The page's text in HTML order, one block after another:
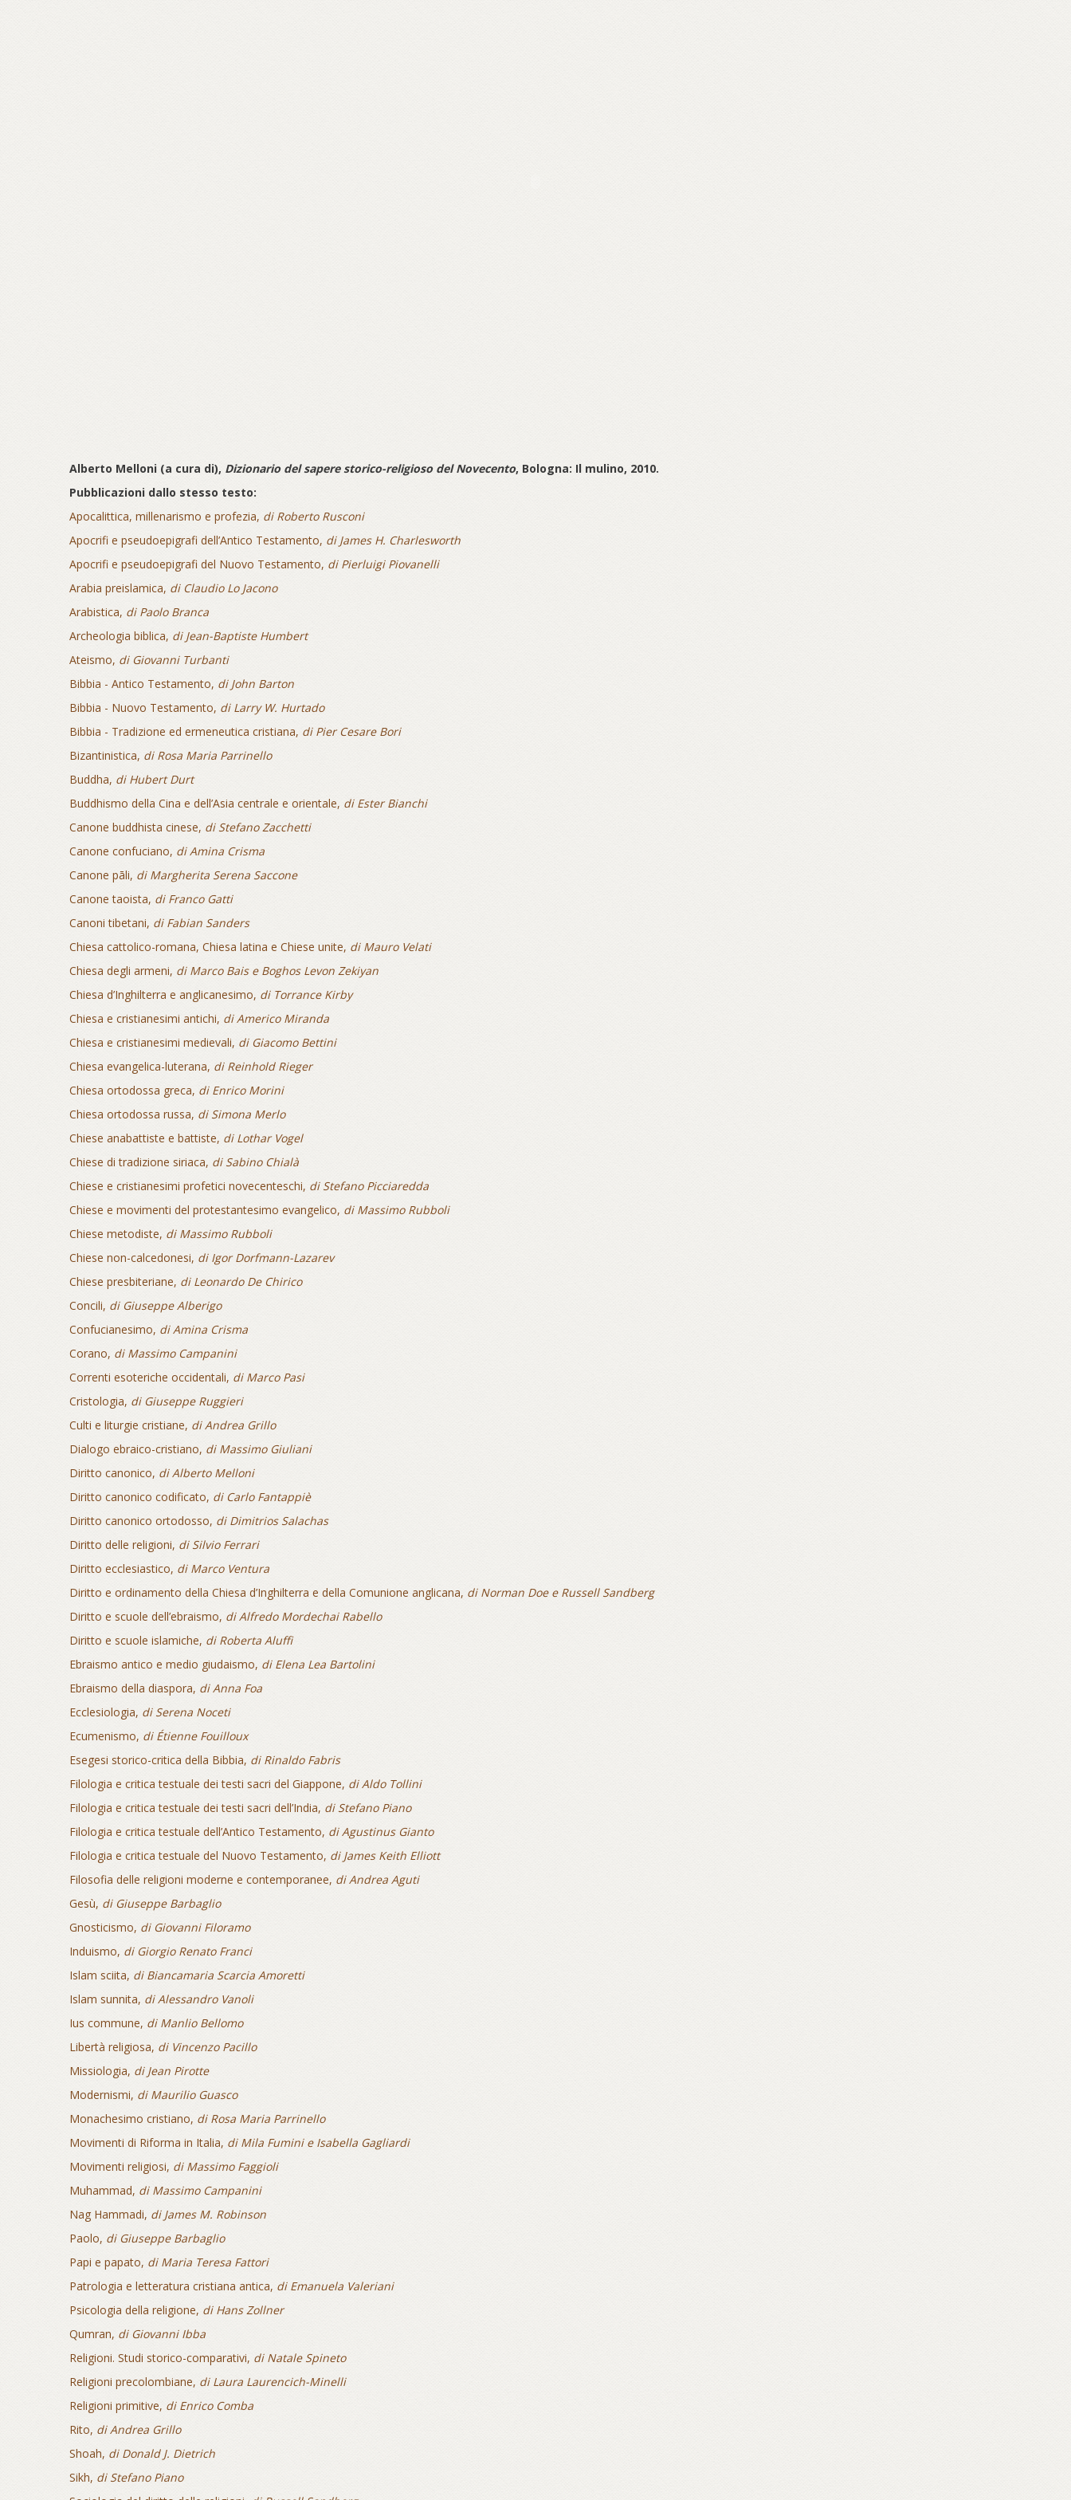
Alberto Melloni (a cura di), Dizionario del sapere storico-religioso del Novecento, Bologna: Il mulino, 2010.
Pubblicazioni dallo stesso testo:
Apocalittica, millenarismo e profezia, di Roberto Rusconi
Apocrifi e pseudoepigrafi dell’Antico Testamento, di James H. Charlesworth
Apocrifi e pseudoepigrafi del Nuovo Testamento, di Pierluigi Piovanelli
Arabia preislamica, di Claudio Lo Jacono
Arabistica, di Paolo Branca
Archeologia biblica, di Jean-Baptiste Humbert
Ateismo, di Giovanni Turbanti
Bibbia - Antico Testamento, di John Barton
Bibbia - Nuovo Testamento, di Larry W. Hurtado
Bibbia - Tradizione ed ermeneutica cristiana, di Pier Cesare Bori
Bizantinistica, di Rosa Maria Parrinello
Buddha, di Hubert Durt
Buddhismo della Cina e dell’Asia centrale e orientale, di Ester Bianchi
Canone buddhista cinese, di Stefano Zacchetti
Canone confuciano, di Amina Crisma
Canone pāli, di Margherita Serena Saccone
Canone taoista, di Franco Gatti
Canoni tibetani, di Fabian Sanders
Chiesa cattolico-romana, Chiesa latina e Chiese unite, di Mauro Velati
Chiesa degli armeni, di Marco Bais e Boghos Levon Zekiyan
Chiesa d’Inghilterra e anglicanesimo, di Torrance Kirby
Chiesa e cristianesimi antichi, di Americo Miranda
Chiesa e cristianesimi medievali, di Giacomo Bettini
Chiesa evangelica-luterana, di Reinhold Rieger
Chiesa ortodossa greca, di Enrico Morini
Chiesa ortodossa russa, di Simona Merlo
Chiese anabattiste e battiste, di Lothar Vogel
Chiese di tradizione siriaca, di Sabino Chialà
Chiese e cristianesimi profetici novecenteschi, di Stefano Picciaredda
Chiese e movimenti del protestantesimo evangelico, di Massimo Rubboli
Chiese metodiste, di Massimo Rubboli
Chiese non-calcedonesi, di Igor Dorfmann-Lazarev
Chiese presbiteriane, di Leonardo De Chirico
Concili, di Giuseppe Alberigo
Confucianesimo, di Amina Crisma
Corano, di Massimo Campanini
Correnti esoteriche occidentali, di Marco Pasi
Cristologia, di Giuseppe Ruggieri
Culti e liturgie cristiane, di Andrea Grillo
Dialogo ebraico-cristiano, di Massimo Giuliani
Diritto canonico, di Alberto Melloni
Diritto canonico codificato, di Carlo Fantappiè
Diritto canonico ortodosso, di Dimitrios Salachas
Diritto delle religioni, di Silvio Ferrari
Diritto ecclesiastico, di Marco Ventura
Diritto e ordinamento della Chiesa d’Inghilterra e della Comunione anglicana, di Norman Doe e Russell Sandberg
Diritto e scuole dell’ebraismo, di Alfredo Mordechai Rabello
Diritto e scuole islamiche, di Roberta Aluffi
Ebraismo antico e medio giudaismo, di Elena Lea Bartolini
Ebraismo della diaspora, di Anna Foa
Ecclesiologia, di Serena Noceti
Ecumenismo, di Étienne Fouilloux
Esegesi storico-critica della Bibbia, di Rinaldo Fabris
Filologia e critica testuale dei testi sacri del Giappone, di Aldo Tollini
Filologia e critica testuale dei testi sacri dell’India, di Stefano Piano
Filologia e critica testuale dell’Antico Testamento, di Agustinus Gianto
Filologia e critica testuale del Nuovo Testamento, di James Keith Elliott
Filosofia delle religioni moderne e contemporanee, di Andrea Aguti
Gesù, di Giuseppe Barbaglio
Gnosticismo, di Giovanni Filoramo
Induismo, di Giorgio Renato Franci
Islam sciita, di Biancamaria Scarcia Amoretti
Islam sunnita, di Alessandro Vanoli
Ius commune, di Manlio Bellomo
Libertà religiosa, di Vincenzo Pacillo
Missiologia, di Jean Pirotte
Modernismi, di Maurilio Guasco
Monachesimo cristiano, di Rosa Maria Parrinello
Movimenti di Riforma in Italia, di Mila Fumini e Isabella Gagliardi
Movimenti religiosi, di Massimo Faggioli
Muhammad, di Massimo Campanini
Nag Hammadi, di James M. Robinson
Paolo, di Giuseppe Barbaglio
Papi e papato, di Maria Teresa Fattori
Patrologia e letteratura cristiana antica, di Emanuela Valeriani
Psicologia della religione, di Hans Zollner
Qumran, di Giovanni Ibba
Religioni. Studi storico-comparativi, di Natale Spineto
Religioni precolombiane, di Laura Laurencich-Minelli
Religioni primitive, di Enrico Comba
Rito, di Andrea Grillo
Shoah, di Donald J. Dietrich
Sikh, di Stefano Piano